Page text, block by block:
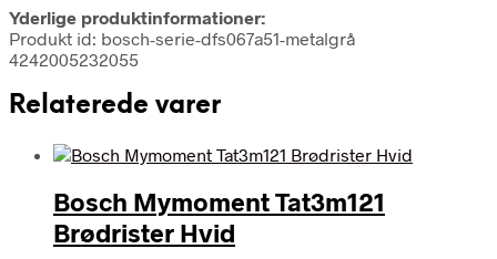
Yderlige produktinformationer:
Produkt id: bosch-serie-dfs067a51-metalgrå
4242005232055
Relaterede varer
Bosch Mymoment Tat3m121
Brødrister Hvid